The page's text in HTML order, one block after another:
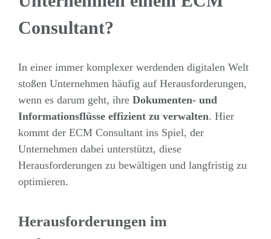
Consultant?
In einer immer komplexer werdenden digitalen Welt
stoßen Unternehmen häufig auf Herausforderungen,
wenn es darum geht, ihre Dokumenten- und
Informationsflüsse effizient zu verwalten. Hier
kommt der ECM Consultant ins Spiel, der
Unternehmen dabei unterstützt, diese
Herausforderungen zu bewältigen und langfristig zu
optimieren.
Herausforderungen im